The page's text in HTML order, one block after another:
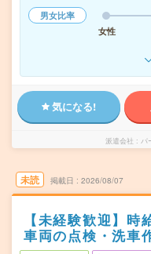
男女比率
女性
気になる!
派遣会社 パ
未読 掲載日 2026/08/07
【未経験歓迎】時
車両の点検・洗車